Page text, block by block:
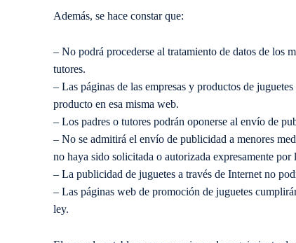
Además, se hace constar que:
– No podrá procederse al tratamiento de datos de los
tutores.
– Las páginas de las empresas y productos de
producto en esa misma web.
– Los padres o tutores podrán oponerse al envío de
– No se admitirá el envío de publicidad a menores
no haya sido solicitada o autorizada expresamente por
– La publicidad de juguetes a través de Internet no
– Las páginas web de promoción de juguetes
ley.